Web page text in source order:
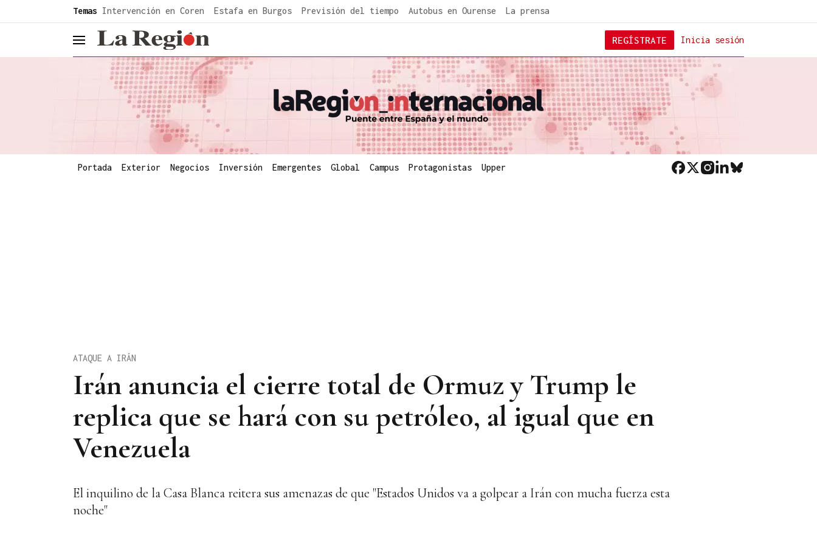
Temas Intervención en Coren Estafa en Burgos Previsión del tiempo Autobus en Ourense La prensa
header.menu.open Inicia sesión
REGÍSTRATE
Portada Exterior Negocios Inversión Emergentes Global Campus Protagonistas Upper
Irán anuncia el cierre total de Ormuz y Trump le
replica que se hará con su petróleo, al igual que en
Venezuela
ATAQUE A IRÁN
El inquilino de la Casa Blanca reitera sus amenazas de que "Estados Unidos va a golpear a Irán con mucha fuerza esta
noche"